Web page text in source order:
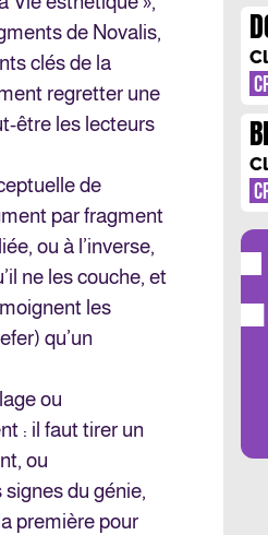
de Novalis,
clés de la
regretter une
être les lecteurs
de
par fragment
ou à l’inverse,
ne les couche, et
les
qu’un
ou
: il faut tirer un
ou
signes du génie,
première pour
: